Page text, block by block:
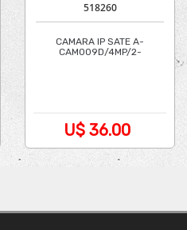
518260
CAMARA IP SATE A-
CAM009D/4MP/2-
U$ 36.00